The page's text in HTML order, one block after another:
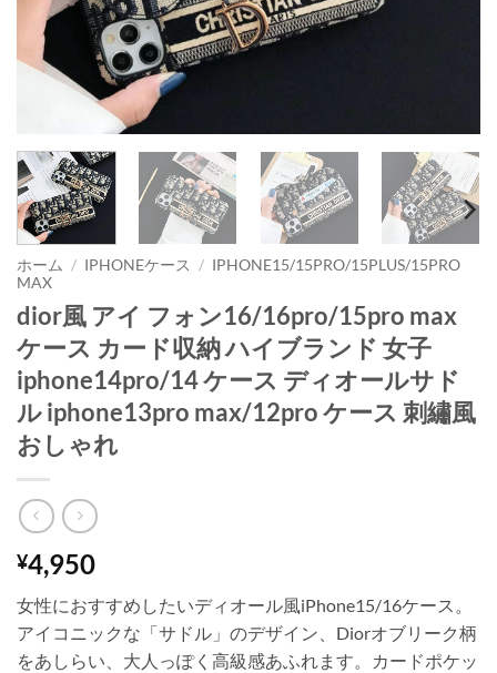
ホーム / IPHONEケース / IPHONE15/15PRO/15PLUS/15PRO
MAX
dior風 アイ フォン16/16pro/15pro max
ケース カード収納 ハイブランド 女子
iphone14pro/14 ケース ディオールサド
ル iphone13pro max/12pro ケース 刺繡風
おしゃれ
¥4,950
女性におすすめしたいディオール風iPhone15/16ケース。
アイコニックな「サドル」のデザイン、Diorオブリーク柄
をあしらい、大人っぽく高級感あふれます。カードポケッ